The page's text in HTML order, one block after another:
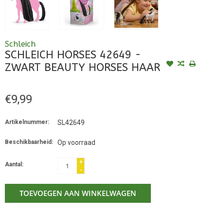
Schleich
SCHLEICH HORSES 42649 -
ZWART BEAUTY HORSES HAAR
€9,99
Artikelnummer: SL42649
Beschikbaarheid: Op voorraad
Aantal:
+
-
TOEVOEGEN AAN WINKELWAGEN